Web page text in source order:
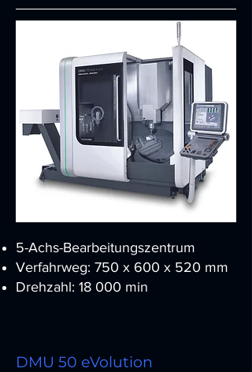
5-Achs-Bearbeitungszentrum
Verfahrweg: 750 x 600 x 520 mm
Drehzahl: 18 000 min
DMU 50 eVolution